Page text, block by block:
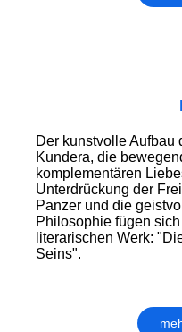
Der kunstvolle Aufbau
Kundera, die
komplementären
Unterdrückung der
Panzer und die
Philosophie fügen
literarischen Werk:
Seins".